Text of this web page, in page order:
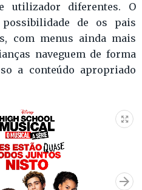
utilizador diferentes. O
de os pais
com menus ainda mais
naveguem de forma
a conteúdo apropriado